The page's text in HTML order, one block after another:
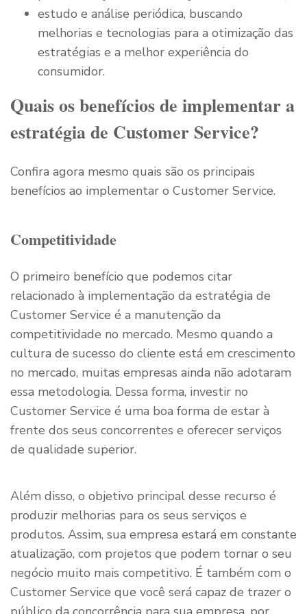
estudo e análise periódica, buscando
melhorias e tecnologias para a otimização das
estratégias e a melhor experiência do
consumidor.
Quais os benefícios de implementar a
estratégia de Customer Service?
Confira agora mesmo quais são os principais
benefícios ao implementar o Customer Service.
Competitividade
O primeiro benefício que podemos citar
relacionado à implementação da estratégia de
Customer Service é a manutenção da
competitividade no mercado. Mesmo quando a
cultura de sucesso do cliente está em crescimento
no mercado, muitas empresas ainda não adotaram
essa metodologia. Dessa forma, investir no
Customer Service é uma boa forma de estar à
frente dos seus concorrentes e oferecer serviços
de qualidade superior.
Além disso, o objetivo principal desse recurso é
produzir melhorias para os seus serviços e
produtos. Assim, sua empresa estará em constante
atualização, com projetos que podem tornar o seu
negócio muito mais competitivo. É também com o
Customer Service que você será capaz de trazer o